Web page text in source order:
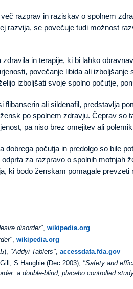
razprav in raziskav o spolnem
razvija, se povečuje tudi možnost
in terapije, ki bi lahko
povečanje libida ali izboljšanje
izboljšati svoje spolno počutje,
flibanserin ali sildenafil, predstavlja
po spolnem zdravju. Čeprav so
pa niso brez omejitev ali
dobrega počutja in predolgo so bile
za razpravo o spolnih motnjah
ki bodo ženskam pomagale prevzeti
disorder", wikipedia.org
, wikipedia.org
"Addyi Tablets", accessdata.fda.gov
S Haughie (Dec 2003), "Safety and
a double-blind, placebo controlled